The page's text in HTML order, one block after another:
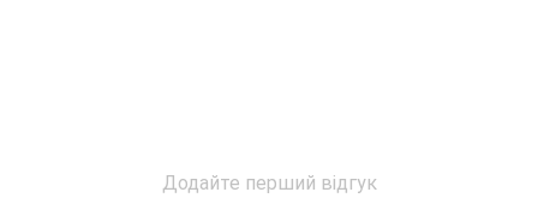
Додайте перший відгук